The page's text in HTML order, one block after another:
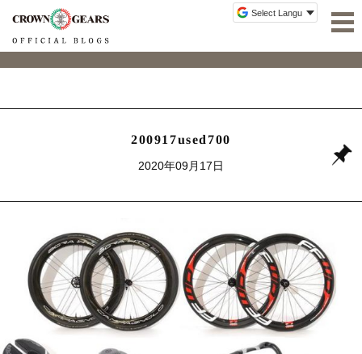
200917used700
2020年09月17日